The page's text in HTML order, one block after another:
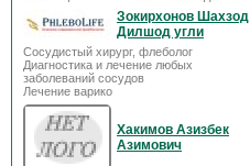
Зокирхонов Шахзод
Дилшод угли
Сосудистый хирург, флеболог
Диагностика и лечение любых
заболеваний сосудов
Лечение варико
Хакимов Азизбек
Азимович